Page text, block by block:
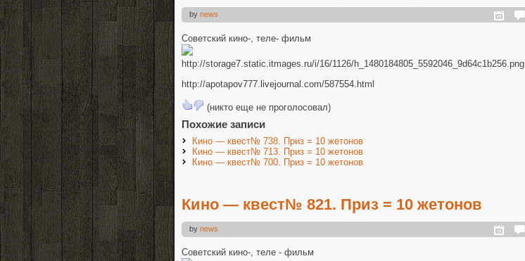
by news
Советский кино-, теле- фильм
http://storage7.static.itmages.ru/i/16/1126/h_1480184805_5592046_9d64c1b256.png
http://apotapov777.livejournal.com/587554.html
(никто еще не проголосовал)
Похожие записи
Кино — квест№ 738. Приз = 10 жетонов
Кино — квест№ 713. Приз = 10 жетонов
Кино — квест№ 700. Приз = 10 жетонов
Кино — квест№ 821. Приз = 10 жетонов
by news
Советский кино-, теле - фильм